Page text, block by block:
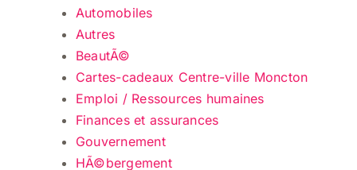
Automobiles
Autres
BeautÃ©
Cartes-cadeaux Centre-ville Moncton
Emploi / Ressources humaines
Finances et assurances
Gouvernement
HÃ©bergement